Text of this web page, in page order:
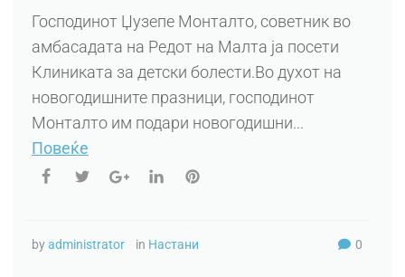
Господинот Џузепе Монталто, советник во
амбасадата на Редот на Малта ја посети
Клиниката за детски болести.Во духот на
новогодишните празници, господинот
Монталто им подари новогодишни...
Повеќе
byadministrator in Настани 0